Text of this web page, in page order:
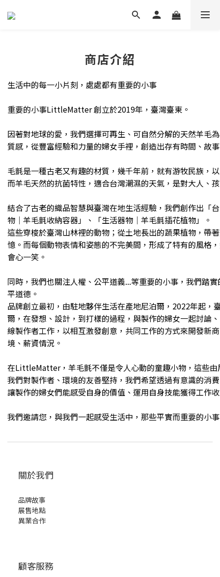
商店介紹
生活中的每一小片刻，處處都有重要的小事
重要的小事LittleMatter 創立於2019年，臺灣臺東。
因著對地球的愛，我們選擇可再生、可自然分解的天然羊毛
質感，從豐富經驗和力量的婦女手裡，創造出存有時間、故
毛氈是一種古老又有趣的材質，幾千年前，就有游牧民族，
而羊毛天然的抗菌特性，適合台灣潮濕的天氣，是對大人、
結合了古老的織品智慧與臺灣在地生活經驗，我們創作出「
物｜羊毛氈收納容器」、「生活器物｜羊毛氈插花植物」。
這些穿梭於臺灣山林裡的動物；從土地長出的蔬果植物，帶
憶。而每個動物表情和姿態的不完美間，形成了特有的風格
會心一笑。
同時，我們也關注人權、公平道義...等重要的小事，我們踏
平道德。
品牌創立最初，由駐地夥伴生活在產地尼泊爾，2022年起，
爾，在發想、設計，到打樣的過程，與製作的婦女一起討論
線製作者工作，以相互激發創意，共同工作的方式來開發新
境、薪資情況。
在LittleMatter，羊毛氈不僅是令人心動的童趣小物，這些
我們對製作者、環境的友善堅持，我們希望透過有意識的消
讓製作的婦女們能感受自身的價值、運用自身技能獲得工作
我們邀請您，與我們一起感受生活中，那些平實而重要的小
關於我們
品牌故事
展售地點
異業合作
顧客服務